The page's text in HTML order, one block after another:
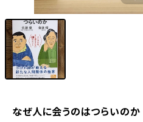
なぜ人に会うのはつらいのか